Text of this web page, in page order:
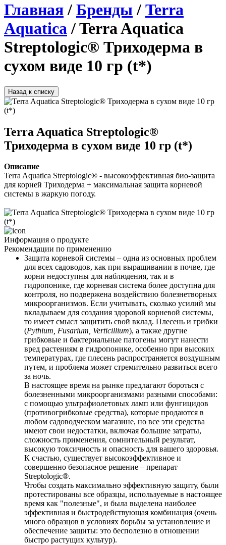
Главная/ Бренды/ Terra
Aquatica/ Terra Aquatica
Streptologic® Триходерма в
сухом виде 10 гр (t*)
Назад к списку
Terra Aquatica Streptologic®
Триходерма в сухом виде 10 гр (t*)
Описание
Terra Aquatica Streptologic® - высокоэффективная био-защита
для корней Триходерма + максимальная защита корневой
системы в жаркую погоду.
Информация о продукте
Рекомендации по применению
Защита корневой системы – одна из основных проблем
для всех садоводов, как при выращивании в почве, где
корни недоступны для наблюдения, так и в
гидропонике, где корневая система более доступна для
контроля, но подвержена воздействию болезнетворных
микроорганизмов. Если учитывать, сколько усилий мы
вкладываем для создания здоровой корневой системы,
то имеет смысл защитить свой вклад. Плесень и грибки
(Pythium, Fusarium, Verticillium), а также другие
грибковые и бактериальные патогены могут нанести
вред растениям в гидропонике, особенно при высоких
температурах, где плесень распространяется воздушным
путем, и проблема может стремительно развиться всего
за ночь.
В настоящее время на рынке предлагают бороться с
болезненными микроорганизмами разными способами:
с помощью ультрафиолетовых ламп или фунгицидов
(противогрибковые средства), которые продаются в
любом садоводческом магазине, но все эти средства
имеют свои недостатки, включая большие затраты,
сложность применения, сомнительный результат,
высокую токсичность и опасность для вашего здоровья.
К счастью, существует высокоэффективное и
совершенно безопасное решение – препарат
Streptologic®.
Чтобы создать максимально эффективную защиту, были
протестированы все образцы, используемые в настоящее
время как "полезные", и была выделена наиболее
эффективная и быстродействующая комбинация (очень
много образцов в условиях борьбы за установление и
обеспечение защиты: это бесполезно в отношении
быстро растущих культур).